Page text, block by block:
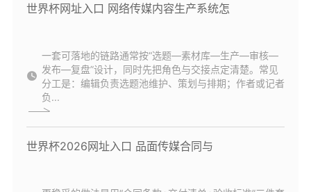
世界杯网址入口 网络传媒内容生产系统怎
一套可落地的链路通常按“选题—素材库—生产—审核—
发布—复盘”设计，同时先把角色与交接点定清楚。常见
分工是：编辑负责选题池维护、策划与排期；作者或记者
负...
世界杯2026网址入口 品面传媒合同与